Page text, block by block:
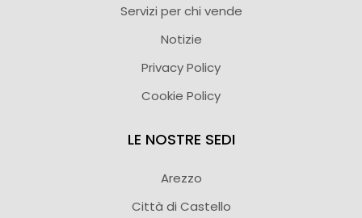
Servizi per chi vende
Notizie
Privacy Policy
Cookie Policy
LE NOSTRE SEDI
Arezzo
Città di Castello